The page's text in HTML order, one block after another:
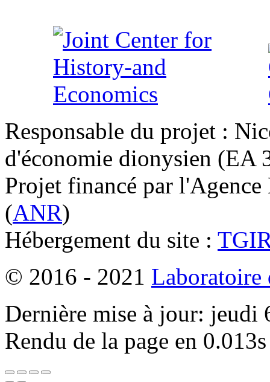
Responsable du projet :
d'économie dionysien
Projet financé par l'Agence
(ANR)
Hébergement du site :
© 2016 - 2021 Laboratoire
Dernière mise à jour:
Rendu de la page en 0.013s